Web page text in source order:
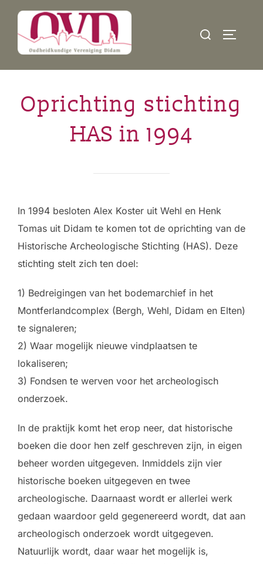
inhoud
Zoek
Oprichting stichting
HAS in 1994
In 1994 besloten Alex Koster uit Wehl en Henk
Tomas uit Didam te komen tot de oprichting van de
Historische Archeologische Stichting (HAS). Deze
stichting stelt zich ten doel:
1) Bedreigingen van het bodemarchief in het
Montferlandcomplex (Bergh, Wehl, Didam en Elten)
te signaleren;
2) Waar mogelijk nieuwe vindplaatsen te
lokaliseren;
3) Fondsen te werven voor het archeologisch
onderzoek.
In de praktijk komt het erop neer, dat historische
boeken die door hen zelf geschreven zijn, in eigen
beheer worden uitgegeven. Inmiddels zijn vier
historische boeken uitgegeven en twee
archeologische. Daarnaast wordt er allerlei werk
gedaan waardoor geld gegenereerd wordt, dat aan
archeologisch onderzoek wordt uitgegeven.
Natuurlijk wordt, daar waar het mogelijk is,